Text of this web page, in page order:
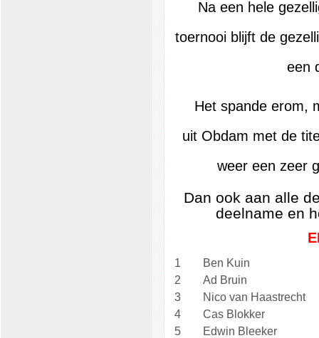
Na een hele
toernooi blijft de
een
Het spande erom,
uit Obdam met de
weer een zeer
Dan ook aan alle
deelname en
1
Ben Kuin
2
Ad Bruin
3
Nico van Haastrecht
4
Cas Blokker
5
Edwin Bleeker